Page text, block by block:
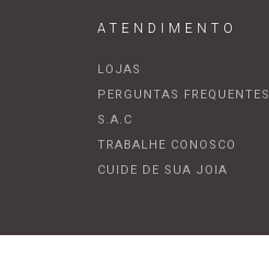
ATENDIMENTO
LOJAS
PERGUNTAS FREQUENTES
S.A.C
TRABALHE CONOSCO
CUIDE DE SUA JOIA